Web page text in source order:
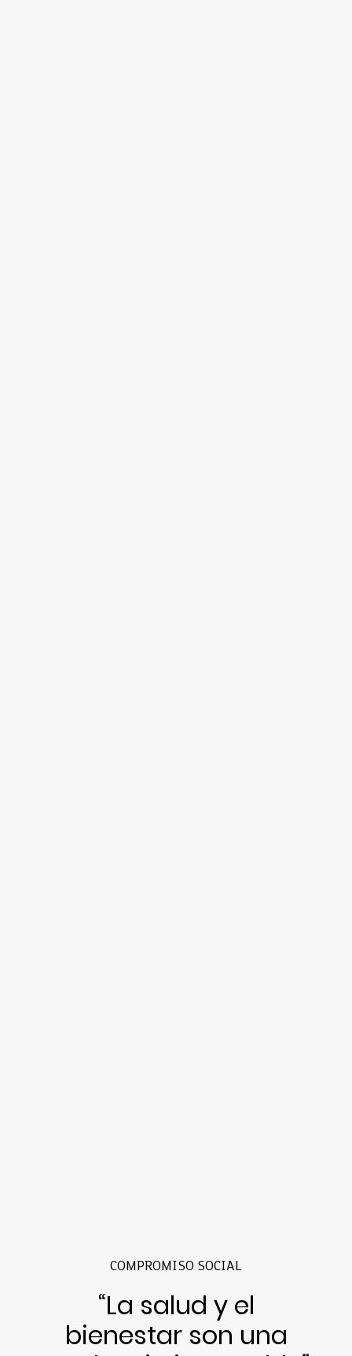
COMPROMISO SOCIAL
“La salud y el
bienestar son una